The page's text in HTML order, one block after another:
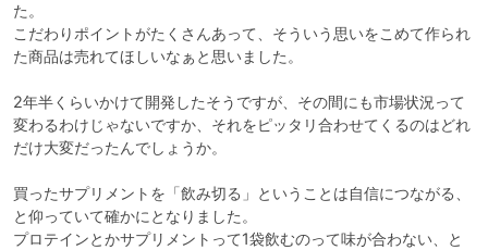
た。
こだわりポイントがたくさんあって、そういう思いをこめて作られ
た商品は売れてほしいなぁと思いました。
2年半くらいかけて開発したそうですが、その間にも市場状況って
変わるわけじゃないですか、それをピッタリ合わせてくるのはどれ
だけ大変だったんでしょうか。
買ったサプリメントを「飲み切る」ということは自信につながる、
と仰っていて確かにとなりました。
プロテインとかサプリメントって1袋飲むのって味が合わない、と